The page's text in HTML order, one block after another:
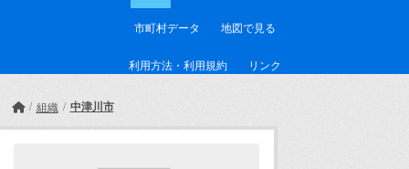
市町村データ 地図で見る
利用方法・利用規約 リンク
組織 中津川市